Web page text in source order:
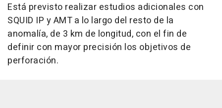
Está previsto realizar estudios adicionales con
SQUID IP y AMT a lo largo del resto de la
anomalía, de 3 km de longitud, con el fin de
definir con mayor precisión los objetivos de
perforación.